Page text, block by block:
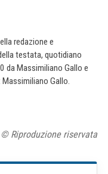
redazione e
testata, quotidiano
da Massimiliano Gallo e
Gallo.
Riproduzione riservata